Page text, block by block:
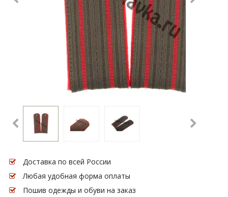
Доставка по всей России
Любая удобная форма оплаты
Пошив одежды и обуви на заказ